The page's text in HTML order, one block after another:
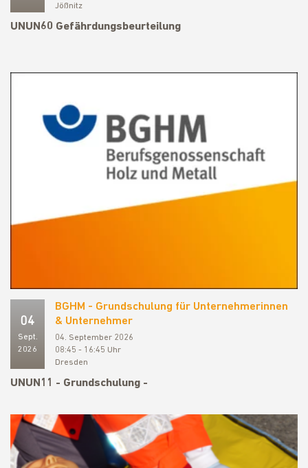
Jößnitz
UNUN60 Gefährdungsbeurteilung
04
Sept.
2026
BGHM - Grundschulung für Unternehmerinnen
& Unternehmer
04. September 2026
08:45 - 16:45 Uhr
Dresden
UNUN11 - Grundschulung -